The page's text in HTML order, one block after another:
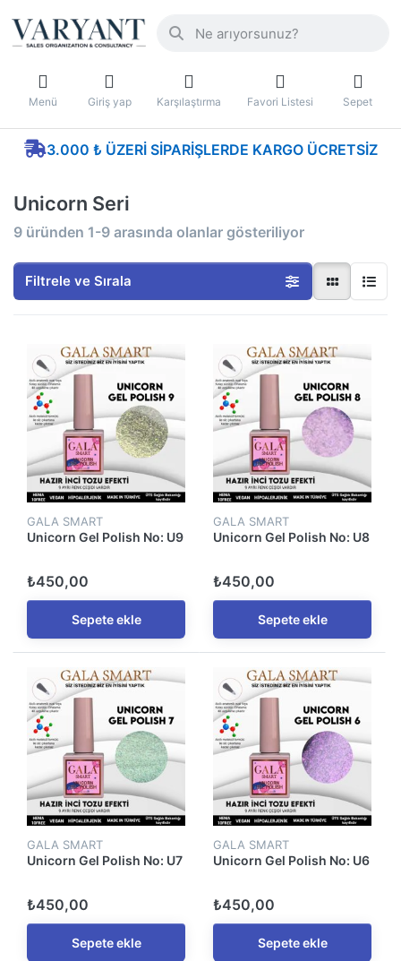
Menü Giriş yap Karşılaştırma Favori Listesi Sepet
3.000 ₺ ÜZERI SIPARIŞLERDE KARGO ÜCRETSIZ
Unicorn Seri
9 üründen 1-9 arasında olanlar gösteriliyor
Filtrele ve Sırala
GALA SMART
Unicorn Gel Polish No: U9
₺450,00
Sepete ekle
GALA SMART
Unicorn Gel Polish No: U8
₺450,00
Sepete ekle
GALA SMART
Unicorn Gel Polish No: U7
₺450,00
Sepete ekle
GALA SMART
Unicorn Gel Polish No: U6
₺450,00
Sepete ekle